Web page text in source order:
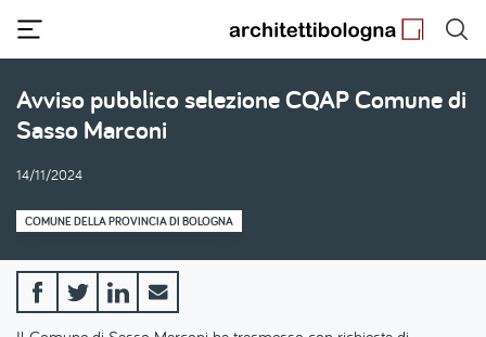
contenuto
principale
Avviso pubblico selezione CQAP Comune di
Sasso Marconi
14/11/2024
COMUNE DELLA PROVINCIA DI BOLOGNA